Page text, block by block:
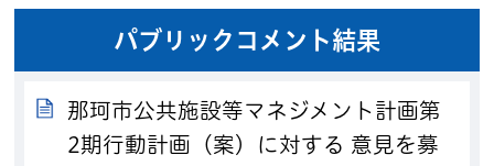
パブリックコメント結果
那珂市公共施設等マネジメント計画第
2期行動計画（案）に対する 意見を募